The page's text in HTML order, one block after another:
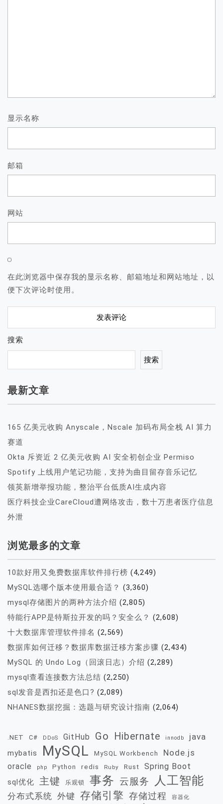
显示名称
邮箱
网站
在此浏览器中保存我的显示名称、邮箱地址和网站地址，以
便下次评论时使用。
搜索
搜索
最新文章
165 亿美元收购 Anyscale，Nscale 加码布局全栈 AI 算力
赛道
Okta 斥资近 2 亿美元收购 AI 安全初创企业 Permiso
Spotify 上线用户笔记功能，支持为曲目留存音乐记忆
领英新增举报功能，整治平台低质AI生成内容
医疗科技企业CareCloud遭网络攻击，数十万患者医疗信息
外泄
浏览最多的文章
10款好用又免费数据库软件排行榜 (4,249)
MySQL选哪个版本使用最合适？ (3,360)
mysql存储图片的两种方法介绍 (2,805)
特能行APP是特斯拉开发的吗？安全么？ (2,608)
十大数据库管理软件排名 (2,569)
数据库如何迁移？数据库数据迁移方案步骤 (2,434)
MySQL 的 Undo Log（回滚日志）介绍 (2,289)
mysql查看连接数方法总结 (2,250)
sql发音是西扣还是色口? (2,089)
NHANES数据挖掘：选题与研究设计指南 (2,064)
.NET C# DDoS GitHub Go Hibernate innodb java
mybatis MySQL MySQL Workbench Node.js
oracle php Python redis Ruby Rust Spring Boot
sql优化 主键 乐观锁 事务 云服务 人工智能
分布式系统 外键 存储引擎 存储过程 容器化